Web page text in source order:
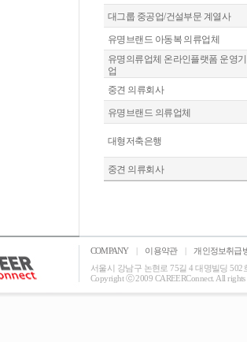
대그룹 중공업/건설부문 계열사
유명브랜드 아동복 의류업체
유명의류업체 온라인플랫폼 운영기
업
중견 의류회사
유명브랜드 의류업체
대형저축은행
중견 의류회사
COMPANY | 이용약관 |
개인정보취급
서울시 강남구 논현로 75길 4 대명빌딩 502
Copyright ⓒ 2009 CAREERConnect. All rights